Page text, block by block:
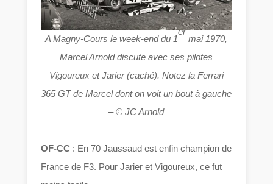
A Magny-Cours le week-end du 1
er
mai 1970,
Marcel Arnold discute avec ses pilotes
Vigoureux et Jarier (caché). Notez la Ferrari
365 GT de Marcel dont on voit un bout à gauche
– © JC Arnold
OF-CC : En 70 Jaussaud est enfin champion de
France de F3. Pour Jarier et Vigoureux, ce fut